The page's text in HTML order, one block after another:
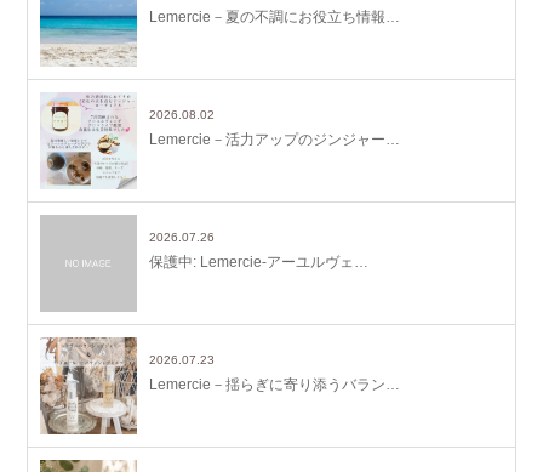
Lemercie－夏の不調にお役立ち情報…
2026.08.02
Lemercie－活力アップのジンジャー…
2026.07.26
保護中: Lemercie-アーユルヴェ…
2026.07.23
Lemercie－揺らぎに寄り添うバラン…